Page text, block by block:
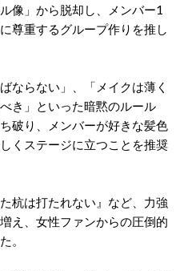
像」から脱却し、メンバー1
尊重するグループ作りを推し
ならない」、「メイクは薄く
き」といった暗黙のルール
破り、メンバーが好きな髪色
くステージに立つことを推奨
杭は打たれない』など、力強
え、女性ファンからの圧倒的
。